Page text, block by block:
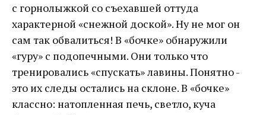
с горнолыжкой со съехавшей оттуда
характерной «снежной доской». Ну не мог он
сам так обвалиться! В «бочке» обнаружили
«гуру» с подопечными. Они только что
тренировались «спускать» лавины. Понятно -
это их следы остались на склоне. В «бочке»
классно: натопленная печь, светло, куча